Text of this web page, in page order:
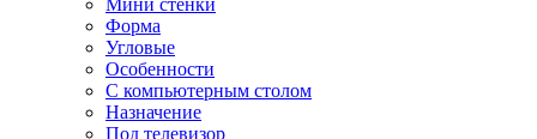
Мини стенки
Форма
Угловые
Особенности
С компьютерным столом
Назначение
Под телевизор